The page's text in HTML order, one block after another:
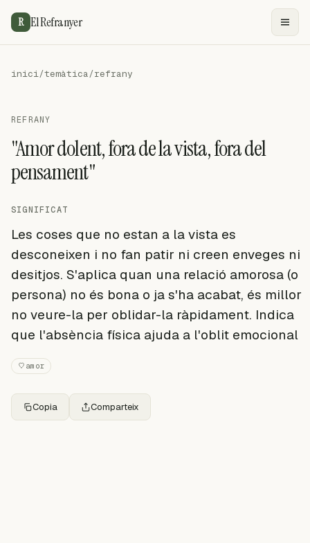
R El Refranyer
inici/temàtica/refrany
REFRANY
"Amor dolent, fora de la vista, fora del
pensament"
SIGNIFICAT
Les coses que no estan a la vista es
desconeixen i no fan patir ni creen enveges ni
desitjos. S'aplica quan una relació amorosa (o
persona) no és bona o ja s'ha acabat, és millor
no veure-la per oblidar-la ràpidament. Indica
que l'absència física ajuda a l'oblit emocional
amor
Copia Comparteix